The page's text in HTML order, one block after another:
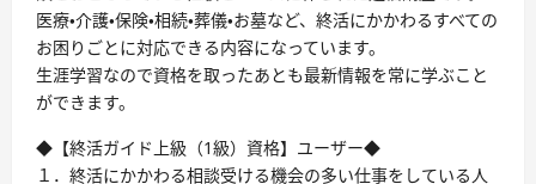
医療・介護・保険・相続・葬儀・お墓など、終活にかかわるすべての
お困りごとに対応できる内容になっています。
生涯学習なので資格を取ったあとも最新情報を常に学ぶこと
ができます。
◆【終活ガイド上級（1級）資格】ユーザー◆
１．終活にかかわる相談受ける機会の多い仕事をしている人